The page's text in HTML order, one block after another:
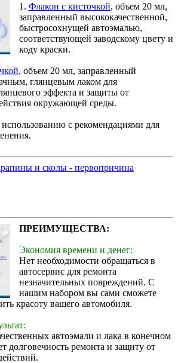
1. Флакон с кисточкой, объем 20 мл,
заправленный высококачественной,
быстросохнущей автоэмалью,
соответствующей заводскому цвету и
коду краски.
, объем 20 мл, заправленный
глянцевым лаком для
эффекта и защиты от
окружающей среды.
с рекомендациями для
и сколы - первопричина
ПРЕИМУЩЕСТВА:
Экономия времени и денег:
Нет необходимости обращаться в
автосервис для ремонта
незначительных повреждений. С
нашим набором вы сами сможете
красоту вашего автомобиля.
автоэмали и лака в конечном
долговечность ремонта и защиту от